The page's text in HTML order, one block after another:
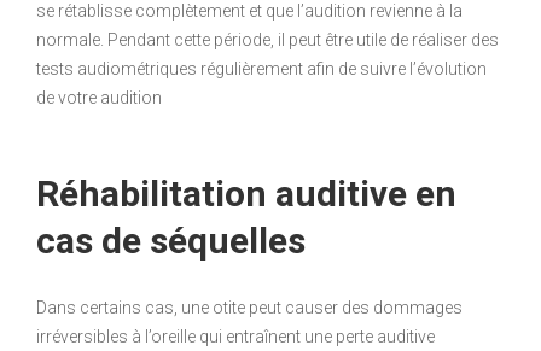
se rétablisse complètement et que l’audition revienne à la
normale. Pendant cette période, il peut être utile de réaliser des
tests audiométriques régulièrement afin de suivre l’évolution
de votre audition
Réhabilitation auditive en
cas de séquelles
Dans certains cas, une otite peut causer des dommages
irréversibles à l’oreille qui entraînent une perte auditive